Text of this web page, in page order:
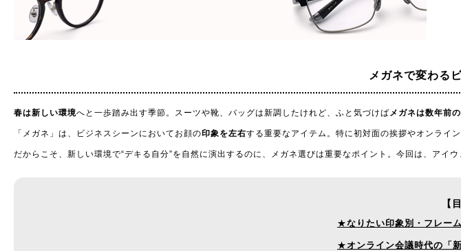
メガネで変わる
春は新しい環境へと一歩踏み出す季節。スーツや靴、バッグは新調したけれど、ふと気づけばメガネは数年前
「メガネ」は、ビジネスシーンにおいてお顔の印象を左右する重要なアイテム。特に初対面の挨拶やオンライ
だからこそ、新しい環境で“デキる自分”を自然に演出するのに、メガネ選びは重要なポイント。今回は、アイ
【
★なりたい印象別・フレー
★オンライン会議時代の「新